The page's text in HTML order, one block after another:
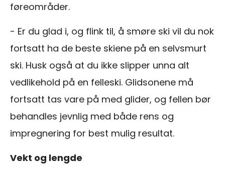
føreområder.
- Er du glad i, og flink til, å smøre ski vil du nok
fortsatt ha de beste skiene på en selvsmurt
ski. Husk også at du ikke slipper unna alt
vedlikehold på en felleski. Glidsonene må
fortsatt tas vare på med glider, og fellen bør
behandles jevnlig med både rens og
impregnering for best mulig resultat.
Vekt og lengde